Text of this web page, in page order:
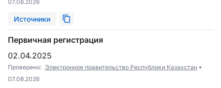
07.08.2026
Источники
Первичная регистрация
02.04.2025
Проверено: Электронное правительство Республики Казахстан
07.08.2026